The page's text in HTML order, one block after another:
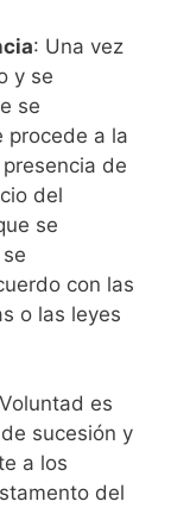
: Una vez
y se
se
procede a la
de
del
se
con las
o las leyes
es
sucesión y
a los
del